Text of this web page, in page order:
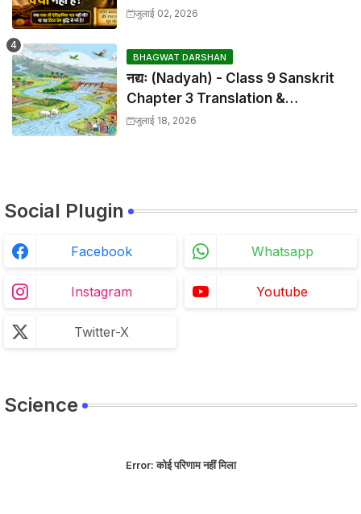
वर्णन क्यों नहीं है?
जुलाई 02, 2026
BHAGWAT DARSHAN
नद्यः (Nadyah) - Class 9 Sanskrit
Chapter 3 Translation &
Solutions
जुलाई 18, 2026
Social Plugin
Facebook Whatsapp
Instagram Youtube
Twitter-X
Science
Error:कोई परिणाम नहीं मिला